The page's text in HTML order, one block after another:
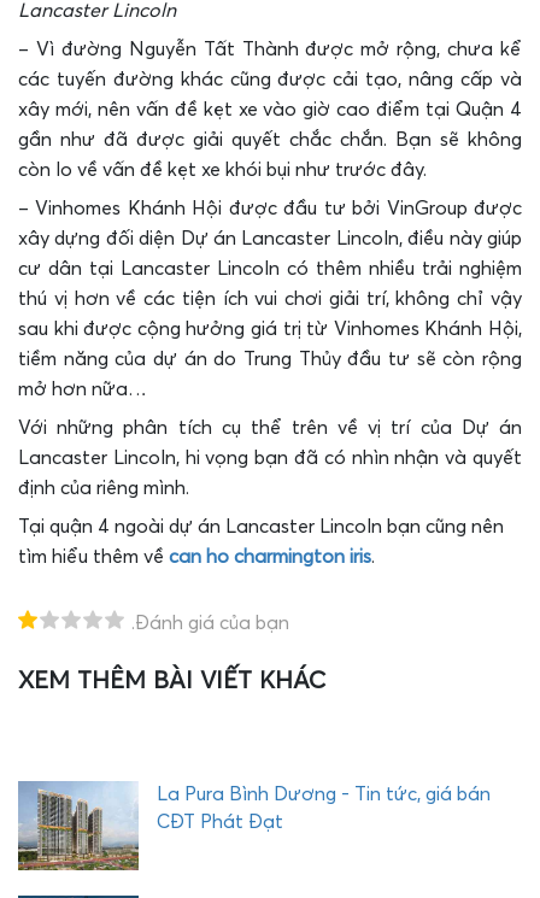
Lancaster Lincoln
– Vì đường Nguyễn Tất Thành được mở rộng, chưa kể
các tuyến đường khác cũng được cải tạo, nâng cấp và
xây mới, nên vấn đề kẹt xe vào giờ cao điểm tại Quận 4
gần như đã được giải quyết chắc chắn. Bạn sẽ không
còn lo về vấn đề kẹt xe khói bụi như trước đây.
– Vinhomes Khánh Hội được đầu tư bởi VinGroup được
xây dựng đối diện Dự án Lancaster Lincoln, điều này giúp
cư dân tại Lancaster Lincoln có thêm nhiều trải nghiệm
thú vị hơn về các tiện ích vui chơi giải trí, không chỉ vậy
sau khi được cộng hưởng giá trị từ Vinhomes Khánh Hội,
tiềm năng của dự án do Trung Thủy đầu tư sẽ còn rộng
mở hơn nữa…
Với những phân tích cụ thể trên về vị trí của Dự án
Lancaster Lincoln, hi vọng bạn đã có nhìn nhận và quyết
định của riêng mình.
Tại quận 4 ngoài dự án Lancaster Lincoln bạn cũng nên
tìm hiểu thêm về can ho charmington iris.
.Đánh giá của bạn
XEM THÊM BÀI VIẾT KHÁC
La Pura Bình Dương - Tin tức, giá bán
CĐT Phát Đạt